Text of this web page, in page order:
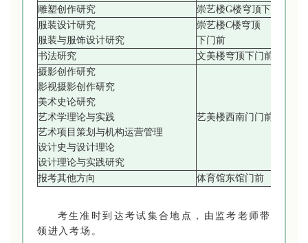
雕塑创作研究
崇艺楼G楼穹顶下门前
服装设计研究
服装与服饰设计研究
崇艺楼C楼穹顶
下门前
书法研究
文美楼穹顶下门前
摄影创作研究
影视摄影创作研究
美术史论研究
艺术学理论与实践
艺术项目策划与机构运营管理
设计史与设计理论
设计理论与实践研究
艺美楼西南门门前
报考其他方向 体育馆东馆门前
考生准时到达考试集合地点，由监考老师带
领进入考场。